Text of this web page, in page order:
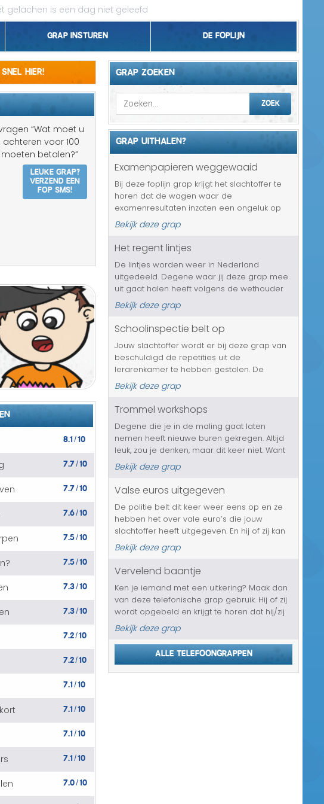
gelachen is een dag niet geleefd
Grap insturen De foplijn
Bel grappen
Topgrappen
18+ en Relatie
Zakelijk/Studie
Geld/Belasting
Buurt/Gemeente
Pakket/Bestelling
Transport/Verkeer
Kerst/Sinterklaas
Diversen/Andere
hier!
“Wat moet u
voor 100
betalen?”
Leuke grap?
Verzend een
fop SMS!
8.1/10
7.7/10
7.7/10
7.6/10
7.5/10
7.5/10
7.3/10
7.3/10
7.2/10
7.2/10
7.1/10
7.1/10
7.1/10
7.1/10
7.0/10
GRAP ZOEKEN
ZOEK
GRAP UITHALEN?
Examenpapieren weggewaaid
Bij deze foplijn grap krijgt het slachtoffer te
horen dat de wagen waar de
examenresultaten inzaten een ongeluk op
de snelweg heeft gehad. Bij dat ongeluk zijn
alle papieren weggewaaid. Alles over de
straat, alles weg. Er is nog maar één ...
Bekijk deze grap
Het regent lintjes
De lintjes worden weer in Nederland
uitgedeeld. Degene waar jij deze grap mee
uit gaat halen heeft volgens de wethouder
ook een lintje verdiend en wel voor de
Business expoitarisation, waar hij of zij
verantwoordelijk voor is. Een lintje is...
Bekijk deze grap
Schoolinspectie belt op
Jouw slachtoffer wordt er bij deze grap van
beschuldigd de repetities uit de
lerarenkamer te hebben gestolen. De
schoolinspectie is hiervan al op de hoogte
gesteld en jouw vriend of vriendin moet zich
over 2 weken tegenover de jeugdrechter ...
Bekijk deze grap
Trommel workshops
Degene die je in de maling gaat laten
nemen heeft nieuwe buren gekregen. Altijd
leuk, zou je denken, maar dit keer niet. Want
deze mensen, die jouw slachtoffer eventjes
op gaan bellen voor deze grap, zullen
vragen naar de isolatie van de hu...
Bekijk deze grap
Valse euros uitgegeven
De politie belt dit keer weer eens op en ze
hebben het over vale euro’s die jouw
slachtoffer heeft uitgegeven. En hij of zij kan
dit wel allemaal gaan ontkennen, maar
volgens de agenten zijn er meerdere
getuigen geweest. Tijd dus voor je ...
Bekijk deze grap
Vervelend baantje
Ken je iemand met een uitkering? Maak dan
van deze telefonische grap gebruik. Hij of zij
wordt opgebeld en krijgt te horen dat hij/zij
een wel erg vervelende baan aan moet
nemen. Doet deze persoon het niet, dan
zetten ze zo de uitkering sto...
Bekijk deze grap
Alle telefoongrappen